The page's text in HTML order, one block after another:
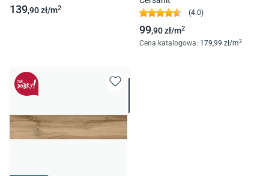
139,90zł/m2
(4.0)
99,90zł/m2
Cena katalogowa: 179,99 zł/m2